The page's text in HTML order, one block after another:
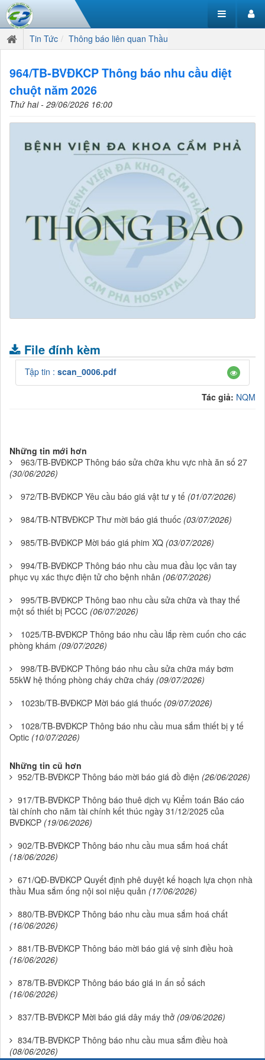
Tin Tức Thông báo liên quan Thầu
964/TB-BVĐKCP Thông báo nhu cầu diệt
chuột năm 2026
Thứ hai - 29/06/2026 16:00
File đính kèm
Tập tin : scan_0006.pdf
Tác giả: NQM
Những tin mới hơn
963/TB-BVĐKCP Thông báo sửa chữa khu vực nhà ăn số 27
(30/06/2026)
972/TB-BVĐKCP Yêu cầu báo giá vật tư y tế (01/07/2026)
984/TB-NTBVĐKCP Thư mời báo giá thuốc (03/07/2026)
985/TB-BVĐKCP Mời báo giá phim XQ (03/07/2026)
994/TB-BVĐKCP Thông báo nhu cầu mua đầu lọc vân tay
phục vụ xác thực điện tử cho bệnh nhân (06/07/2026)
995/TB-BVĐKCP Thông bao nhu cầu sửa chữa và thay thế
một số thiết bị PCCC (06/07/2026)
1025/TB-BVĐKCP Thông báo nhu cầu lắp rèm cuốn cho các
phòng khám (09/07/2026)
998/TB-BVĐKCP Thông báo nhu cầu sửa chữa máy bơm
55kW hệ thống phòng cháy chữa cháy (09/07/2026)
1023b/TB-BVĐKCP Mời báo giá thuốc (09/07/2026)
1028/TB-BVĐKCP Thông báo nhu cầu mua sắm thiết bị y tế
Optic (10/07/2026)
Những tin cũ hơn
952/TB-BVĐKCP Thông báo mời báo giá đồ điện (26/06/2026)
917/TB-BVĐKCP Thông báo thuê dịch vụ Kiểm toán Báo cáo
tài chính cho năm tài chính kết thúc ngày 31/12/2025 của
BVĐKCP (19/06/2026)
902/TB-BVĐKCP Thông báo nhu cầu mua sắm hoá chất
(18/06/2026)
671/QĐ-BVĐKCP Quyết định phê duyệt kế hoạch lựa chọn nhà
thầu Mua sắm ống nội soi niệu quản (17/06/2026)
880/TB-BVĐKCP Thông báo nhu cầu mua sắm hoá chất
(16/06/2026)
881/TB-BVĐKCP Thông báo mời báo giá vệ sinh điều hoà
(16/06/2026)
878/TB-BVĐKCP Thông báo báo giá in ấn sổ sách
(16/06/2026)
837/TB-BVĐKCP Mời báo giá dây máy thở (09/06/2026)
834/TB-BVĐKCP Thông báo nhu cầu mua sắm điều hoà
(08/06/2026)